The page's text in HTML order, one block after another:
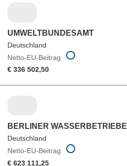
UMWELTBUNDESAMT
Deutschland
Netto-EU-Beitrag
€ 336 502,50
BERLINER WASSERBETRIEBE
Deutschland
Netto-EU-Beitrag
€ 623 111,25